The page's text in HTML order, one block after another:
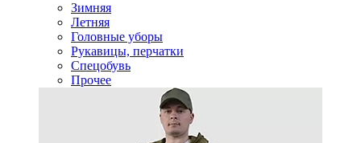
Зимняя
Летняя
Головные уборы
Рукавицы, перчатки
Спецобувь
Прочее